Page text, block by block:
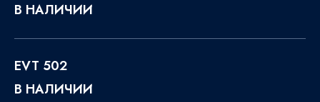
В НАЛИЧИИ
EVT 502
В НАЛИЧИИ